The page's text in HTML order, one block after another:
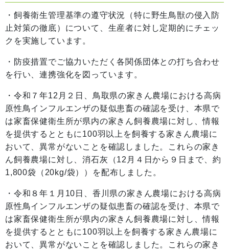
・飼養衛生管理基準の遵守状況（特に野生鳥獣の侵入防
止対策の徹底）について、生産者に対し定期的にチェッ
クを実施しています。
・防疫措置でご協力いただく各関係団体との打ち合わせ
を行い、連携強化を図っています。
・令和７年12月２日、鳥取県の家きん農場における高病
原性鳥インフルエンザの疑似患畜の確認を受け、本県で
は家畜保健衛生所が県内の家きん飼養農場に対し、情報
を提供するとともに100羽以上を飼養する家きん農場に
おいて、異常がないことを確認しました。これらの家き
ん飼養農場に対し、消石灰（12月４日から９日まで、約
1,800袋（20kg/袋））を配布しました。
・令和８年１月10日、香川県の家きん農場における高病
原性鳥インフルエンザの疑似患畜の確認を受け、本県で
は家畜保健衛生所が県内の家きん飼養農場に対し、情報
を提供するとともに100羽以上を飼養する家きん農場に
おいて、異常がないことを確認しました。これらの家き